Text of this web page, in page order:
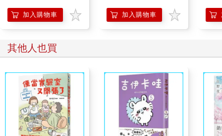
加入購物車 加入購物車
其他人也買